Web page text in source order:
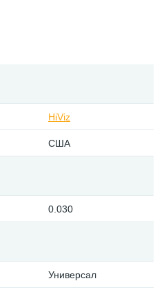
HiViz
США
0.030
Универсал